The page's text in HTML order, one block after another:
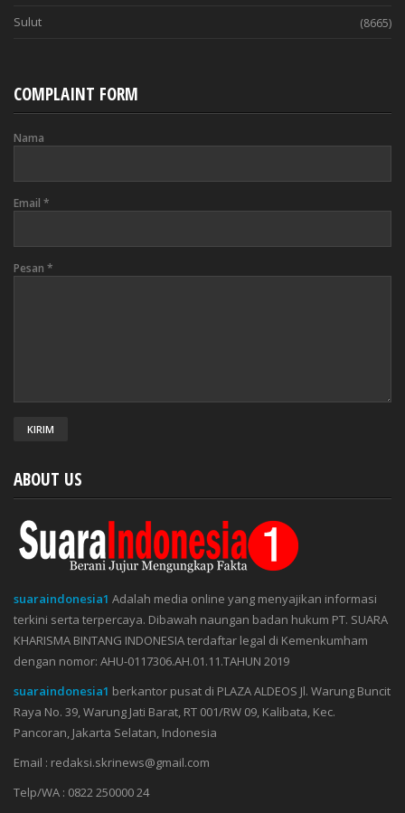
Sulut (8665)
COMPLAINT FORM
Nama
Email *
Pesan *
ABOUT US
suaraindonesia1 Adalah media online yang menyajikan informasi
terkini serta terpercaya. Dibawah naungan badan hukum PT. SUARA
KHARISMA BINTANG INDONESIA terdaftar legal di Kemenkumham
dengan nomor: AHU-0117306.AH.01.11.TAHUN 2019
suaraindonesia1 berkantor pusat di PLAZA ALDEOS Jl. Warung Buncit
Raya No. 39, Warung Jati Barat, RT 001/RW 09, Kalibata, Kec.
Pancoran, Jakarta Selatan, Indonesia
Email : redaksi.skrinews@gmail.com
Telp/WA : 0822 250000 24